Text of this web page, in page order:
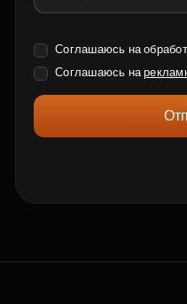
Соглашаюсь на
Соглашаюсь на